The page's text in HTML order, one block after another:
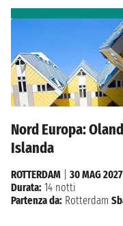
Nord Europa:
Islanda
ROTTERDAM
30 MAG 2027
Durata: 14 notti
Partenza da: Rotterdam